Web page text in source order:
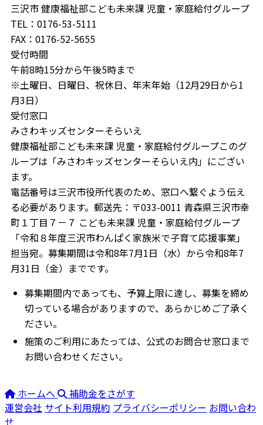
三沢市 健康福祉部こども未来課 児童・家庭給付グループ
TEL：0176-53-5111
FAX：0176-52-5655
受付時間
午前8時15分から午後5時まで
※土曜日、日曜日、祝休日、年末年始（12月29日から1
月3日）
受付窓口
みさわキッズセンターそらいえ
健康福祉部こども未来課 児童・家庭給付グループこのグ
ループは「みさわキッズセンターそらいえ内」にござい
ます。
電話番号は三沢市役所代表のため、窓口へ繋ぐよう伝え
る必要があります。郵送先：〒033-0011 青森県三沢市幸
町１丁目７－７ こども未来課 児童・家庭給付グループ
「令和８年度三沢市わんぱく家族米で子育て応援事業」
担当宛。募集期間は令和8年7月1日（水）から令和8年7
月31日（金）までです。
募集期間内であっても、予算上限に達し、募集を締め
切っている場合がありますので、あらかじめご了承く
ださい。
施策のご利用にあたっては、公式のお問合せ窓口まで
お問い合わせください。
ホームへ
補助金をさがす
運営会社 サイト利用規約 プライバシーポリシー お問い合わ
せ